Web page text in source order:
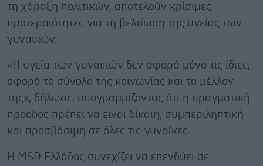
τη χάραξη πολιτικών, αποτελούν κρίσιμες
προτεραιότητες για τη βελτίωση της υγείας των
γυναικών.
«Η υγεία των γυναικών δεν αφορά μόνο τις ίδιες,
αφορά το σύνολο της κοινωνίας και το μέλλον
της», δήλωσε, υπογραμμίζοντας ότι η πραγματική
πρόοδος πρέπει να είναι δίκαιη, συμπεριληπτική
και προσβάσιμη σε όλες τις γυναίκες.
Η MSD Ελλάδος συνεχίζει να επενδύει σε